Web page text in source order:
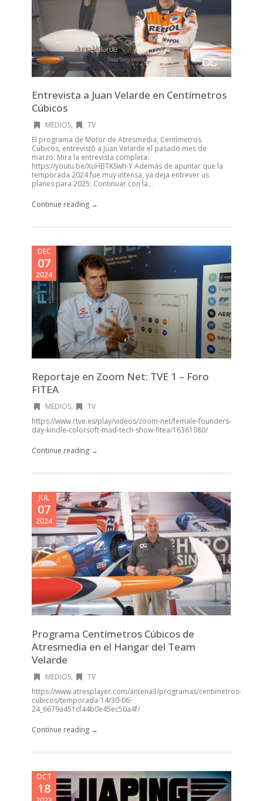
Entrevista a Juan Velarde en Centímetros
Cúbicos
MEDIOS,
TV
El programa de Motor de Atresmedia, Centímetros
Cúbicos, entrevistó a Juan Velarde el pasado mes de
marzo. Mira la entrevista completa:
https://youtu.be/XuHBTKSwh-Y Además de apuntar que la
temporada 2024 fue muy intensa, ya deja entrever us
planes para 2025: Continuar con la...
Continue reading →
DEC
07
2024
Reportaje en Zoom Net: TVE 1 – Foro
FITEA
MEDIOS,
TV
https://www.rtve.es/play/videos/zoom-net/female-founders-
day-kindle-colorsoft-mad-tech-show-fitea/16361080/
Continue reading →
JUL
07
2024
Programa Centímetros Cúbicos de
Atresmedia en el Hangar del Team
Velarde
MEDIOS,
TV
https://www.atresplayer.com/antena3/programas/centimetros-
cubicos/temporada-14/30-06-
24_6679a451cf44b0e45ec50a4f/
Continue reading →
OCT
18